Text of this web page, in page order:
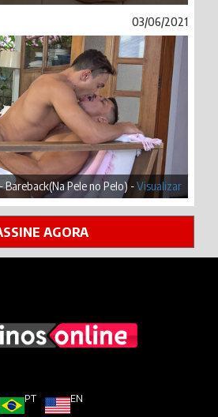
03/06/2021
Bareback(Na Pele no Pelo) -Visualizar
AGORA
PT EN